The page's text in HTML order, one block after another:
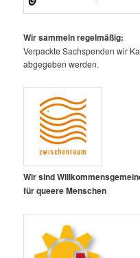
Wir sammeln regelmäßig:
Verpackte Sachspenden wir
abgegeben werden.
Wir sind
für queere Menschen